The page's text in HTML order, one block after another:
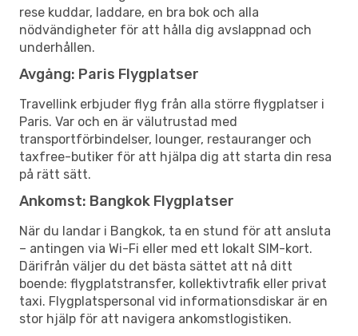
rese kuddar, laddare, en bra bok och alla
nödvändigheter för att hålla dig avslappnad och
underhållen.
Avgång: Paris Flygplatser
Travellink erbjuder flyg från alla större flygplatser i
Paris. Var och en är välutrustad med
transportförbindelser, lounger, restauranger och
taxfree-butiker för att hjälpa dig att starta din resa
på rätt sätt.
Ankomst: Bangkok Flygplatser
När du landar i Bangkok, ta en stund för att ansluta
– antingen via Wi-Fi eller med ett lokalt SIM-kort.
Därifrån väljer du det bästa sättet att nå ditt
boende: flygplatstransfer, kollektivtrafik eller privat
taxi. Flygplatspersonal vid informationsdiskar är en
stor hjälp för att navigera ankomstlogistiken.